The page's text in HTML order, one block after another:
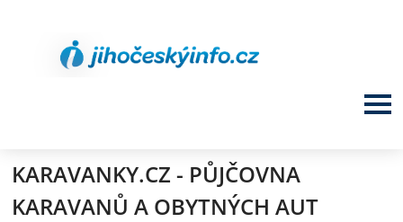
KARAVANKY.CZ - PŮJČOVNA
KARAVANŮ A OBYTNÝCH AUT